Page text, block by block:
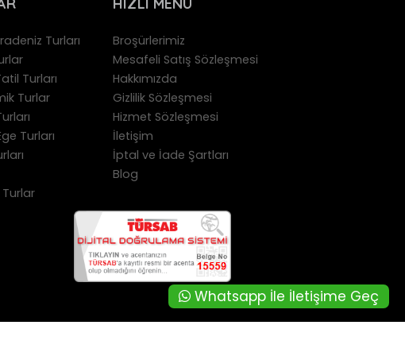
Turları
Turları
Turlar
Turları
Turlar
Broşürlerimiz
Mesafeli Satış Sözleşmesi
Hakkımızda
Gizlilik Sözleşmesi
Hizmet Sözleşmesi
İletişim
İptal ve İade Şartları
Blog
Whatsapp İle İletişime Geç